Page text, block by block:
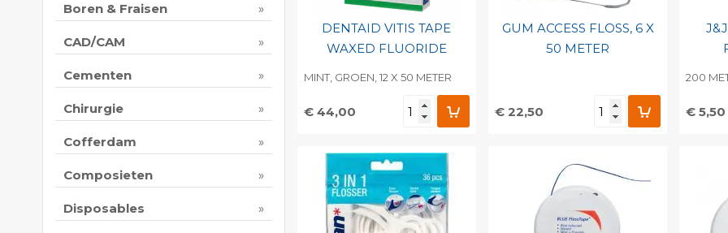
DENTAID VITIS TAPE
WAXED FLUORIDE
MINT, GROEN, 12 X 50 METER
€ 44,00
persoonlijke catalogus
Print barcode
GUM ACCESS FLOSS, 6 X
50 METER
€ 22,50
Print barcode
200
€ 5,50
Boren & Fraisen
CAD/CAM
Cementen
Chirurgie
Cofferdam
Composieten
Disposables